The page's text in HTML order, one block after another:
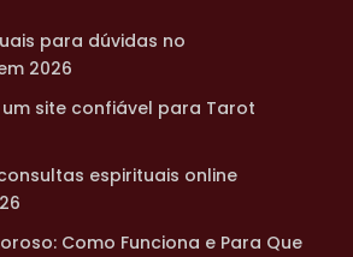
para dúvidas no
2026
site confiável para Tarot
espirituais online
Como Funciona e Para Que